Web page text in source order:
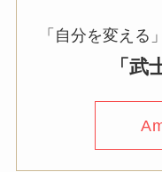
「自分を変える
「武